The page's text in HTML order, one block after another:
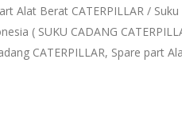
Alat Berat CATERPILLAR /
( SUKU CADANG
CATERPILLAR, Spare part